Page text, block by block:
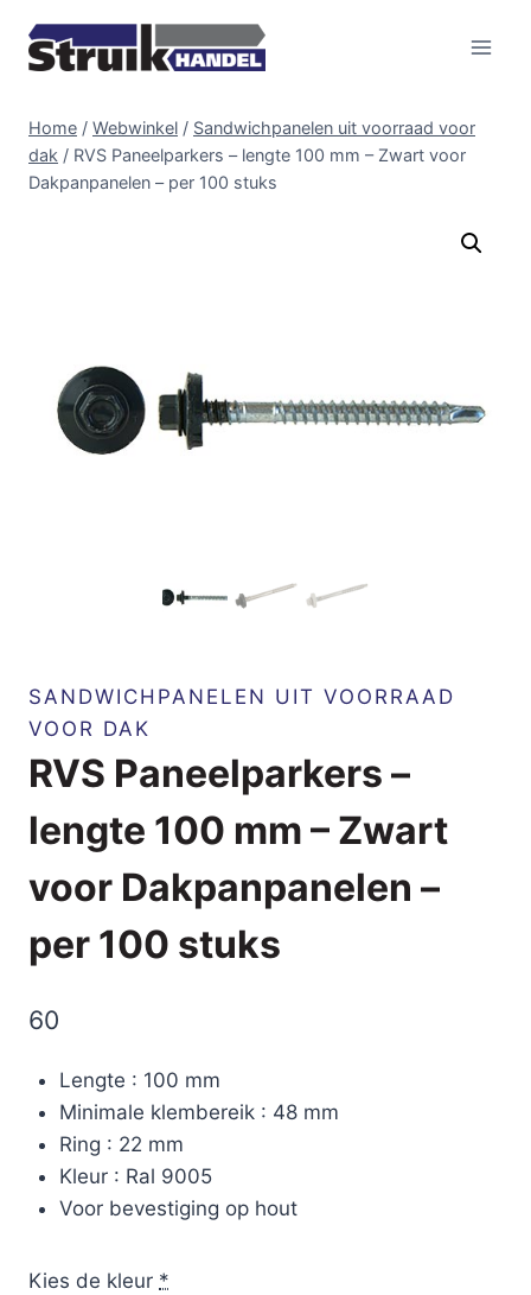
naar
inhoud
Home / Webwinkel / Sandwichpanelen uit voorraad voor
dak / RVS Paneelparkers – lengte 100 mm – Zwart voor
Dakpanpanelen – per 100 stuks
SANDWICHPANELEN UIT VOORRAAD
VOOR DAK
RVS Paneelparkers –
lengte 100 mm – Zwart
voor Dakpanpanelen –
per 100 stuks
60
Lengte : 100 mm
Minimale klembereik : 48 mm
Ring : 22 mm
Kleur : Ral 9005
Voor bevestiging op hout
Kies de kleur *